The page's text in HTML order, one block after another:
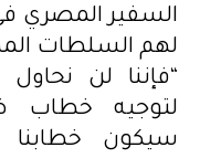
السفير المصري
لهم السلطات
“فإننا لن
لتوجيه خطاب
سيكون